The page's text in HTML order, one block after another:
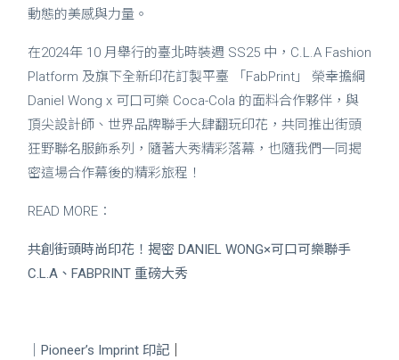
動態的美感與力量。
在2024年 10 月舉行的臺北時裝週 SS25 中，C.L.A Fashion
Platform 及旗下全新印花訂製平臺 「FabPrint」 榮幸擔綱
Daniel Wong x 可口可樂 Coca-Cola 的面料合作夥伴，與
頂尖設計師、世界品牌聯手大肆翻玩印花，共同推出街頭
狂野聯名服飾系列，隨著大秀精彩落幕，也隨我們一同揭
密這場合作幕後的精彩旅程！
READ MORE：
共創街頭時尚印花！揭密 DANIEL WONG×可口可樂聯手
C.L.A、FABPRINT 重磅大秀
｜Pioneer’s Imprint 印記